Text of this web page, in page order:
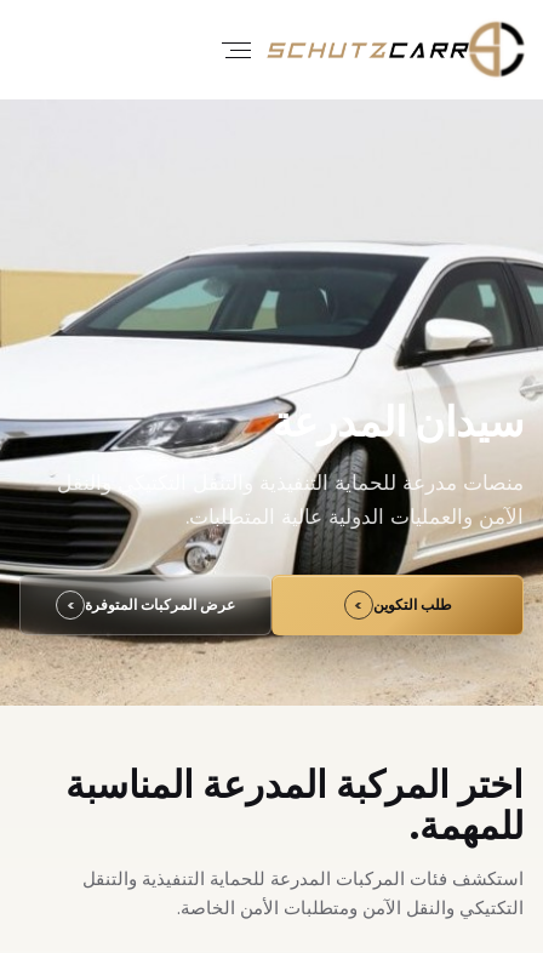
سيدان المدرعة
منصات مدرعة للحماية التنفيذية والتنقل التكتيكي والنقل
الآمن والعمليات الدولية عالية المتطلبات.
طلب التكوين عرض المركبات المتوفرة
اختر المركبة المدرعة المناسبة
للمهمة.
استكشف فئات المركبات المدرعة للحماية التنفيذية والتنقل
التكتيكي والنقل الآمن ومتطلبات الأمن الخاصة.